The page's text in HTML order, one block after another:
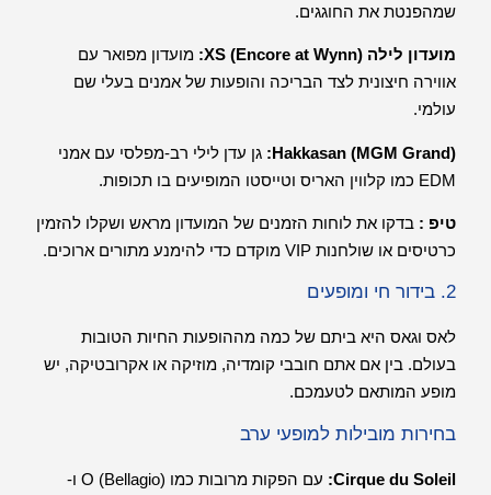
שמהפנטת את החוגגים.
מועדון לילה XS (Encore at Wynn):
מועדון מפואר עם
אווירה חיצונית לצד הבריכה והופעות של אמנים בעלי שם
עולמי.
Hakkasan (MGM Grand): גן עדן לילי רב-מפלסי עם אמני
EDM כמו קלווין האריס וטייסטו המופיעים בו תכופות.
טיפ : בדקו את לוחות הזמנים של המועדון מראש ושקלו להזמין
כרטיסים או שולחנות VIP מוקדם כדי להימנע מתורים ארוכים.
2. בידור חי ומופעים
לאס וגאס היא ביתם של כמה מההופעות החיות הטובות
בעולם. בין אם אתם חובבי קומדיה, מוזיקה או אקרובטיקה, יש
מופע המותאם לטעמכם.
בחירות מובילות למופעי ערב
Cirque du Soleil:
עם הפקות מרובות כמו O (Bellagio) ו-